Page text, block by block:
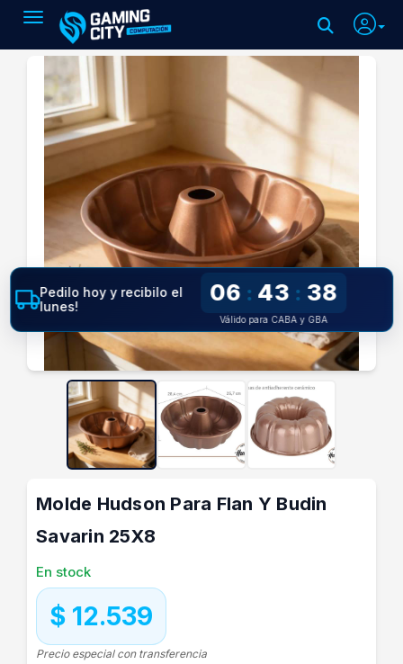
Toggle navigation
Molde Hudson Para Flan Y Budin
Savarin 25X8
En stock
$ 12.539
Precio especial con transferencia
Pedilo hoy y recibilo el
lunes!
06 : 43 : 38
Válido para CABA y GBA